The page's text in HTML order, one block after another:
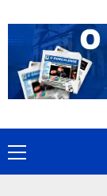
to
content
Primary
Menu